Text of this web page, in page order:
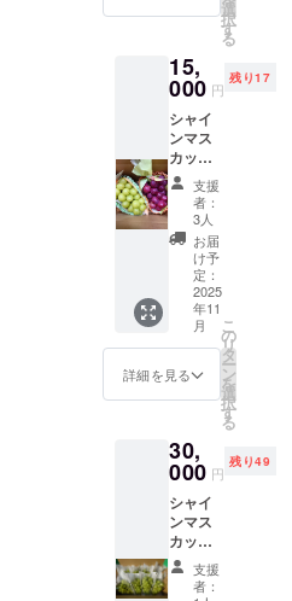
けさせ
着後1ヶ
月以内
にお召
し上が
り下さ
い 涼し
い日陰
に保管
お願い
します
選
択
す
る
15,
000 円
残り17
シャイ
ンマス
カッ
ト、ク
イーン
ルー
ジュ各1
房 2025
年11月
以降の
発送に
なりま
す。 届
きまし
たら冷
て早め
にお召
し上が
り下さ
い。 も
ちろん
お料理
にもお
支援
者：
3人
お届
け予
定：
2025
年11
月
詳細を見る
こ
の
リ
タ
ー
ン
を
選
択
す
る
30,
000 円
残り49
シャイ
ンマス
カット
4kg 届
きまし
支援
者：